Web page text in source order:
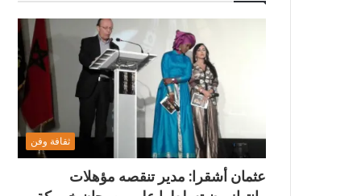
ثقافة وفن
عثمان أشقرا: مدير تنقصه مؤهلات